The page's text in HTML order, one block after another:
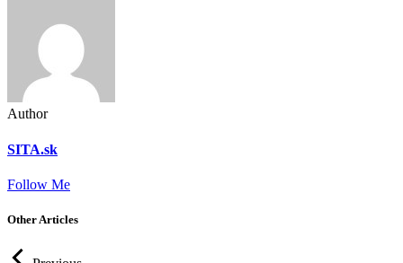
Author
SITA.sk
Follow Me
Other Articles